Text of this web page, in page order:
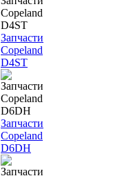
Запчасти
Copeland
D4ST
Запчасти
Copeland
D6DH